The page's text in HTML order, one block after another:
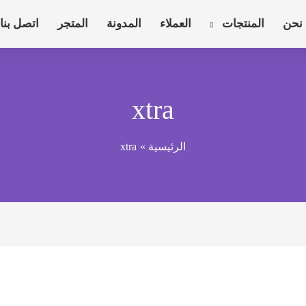
نحن المنتجات العملاء المدونة المتجر اتصل بنا
xtra
الرئيسية xtra